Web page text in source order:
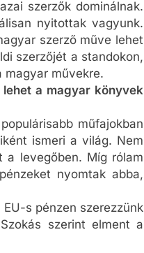
szerzők dominálnak.
nyitottak vagyunk.
szerző műve lehet
szerzőjét a standokon,
magyar művekre.
a magyar könyvek
műfajokban
ismeri a világ. Nem
levegőben. Míg rólam
nyomtak abba,
s pénzen szerezzünk
szerint elment a